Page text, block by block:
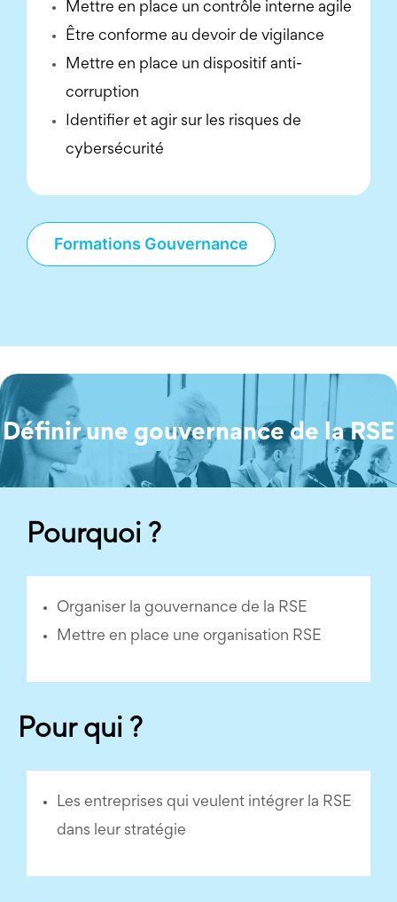
Mettre en place un contrôle interne agile
Être conforme au devoir de vigilance
Mettre en place un dispositif anti-
corruption
Identifier et agir sur les risques de
cybersécurité
Formations Gouvernance
Définir une gouvernance de la RSE
Pourquoi ?
Organiser la gouvernance de la RSE
Mettre en place une organisation RSE
Pour qui ?
Les entreprises qui veulent intégrer la RSE
dans leur stratégie